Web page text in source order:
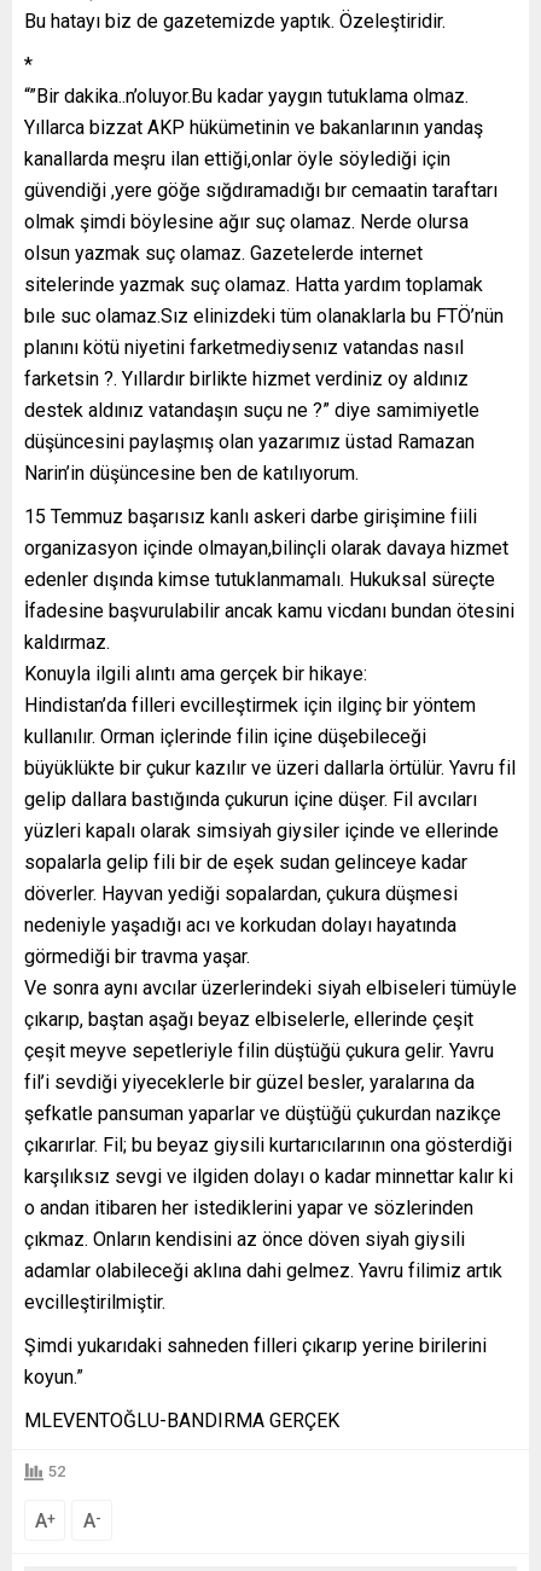
Bu hatayı biz de gazetemizde yaptık. Özeleştiridir.
*
“”Bir dakika..n’oluyor.Bu kadar yaygın tutuklama olmaz.
Yıllarca bizzat AKP hükümetinin ve bakanlarının yandaş
kanallarda meşru ilan ettiği,onlar öyle söylediği için
güvendiği ,yere göğe sığdıramadığı bır cemaatin taraftarı
olmak şimdi böylesine ağır suç olamaz. Nerde olursa
olsun yazmak suç olamaz. Gazetelerde internet
sitelerinde yazmak suç olamaz. Hatta yardım toplamak
bıle suc olamaz.Sız elinizdeki tüm olanaklarla bu FTÖ’nün
planını kötü niyetini farketmediysenız vatandas nasıl
farketsin ?. Yıllardır birlikte hizmet verdiniz oy aldınız
destek aldınız vatandaşın suçu ne ?” diye samimiyetle
düşüncesini paylaşmış olan yazarımız üstad Ramazan
Narin’in düşüncesine ben de katılıyorum.
15 Temmuz başarısız kanlı askeri darbe girişimine fiili
organizasyon içinde olmayan,bilinçli olarak davaya hizmet
edenler dışında kimse tutuklanmamalı. Hukuksal süreçte
İfadesine başvurulabilir ancak kamu vicdanı bundan ötesini
kaldırmaz.
Konuyla ilgili alıntı ama gerçek bir hikaye:
Hindistan’da filleri evcilleştirmek için ilginç bir yöntem
kullanılır. Orman içlerinde filin içine düşebileceği
büyüklükte bir çukur kazılır ve üzeri dallarla örtülür. Yavru fil
gelip dallara bastığında çukurun içine düşer. Fil avcıları
yüzleri kapalı olarak simsiyah giysiler içinde ve ellerinde
sopalarla gelip fili bir de eşek sudan gelinceye kadar
döverler. Hayvan yediği sopalardan, çukura düşmesi
nedeniyle yaşadığı acı ve korkudan dolayı hayatında
görmediği bir travma yaşar.
Ve sonra aynı avcılar üzerlerindeki siyah elbiseleri tümüyle
çıkarıp, baştan aşağı beyaz elbiselerle, ellerinde çeşit
çeşit meyve sepetleriyle filin düştüğü çukura gelir. Yavru
fil’i sevdiği yiyeceklerle bir güzel besler, yaralarına da
şefkatle pansuman yaparlar ve düştüğü çukurdan nazikçe
çıkarırlar. Fil; bu beyaz giysili kurtarıcılarının ona gösterdiği
karşılıksız sevgi ve ilgiden dolayı o kadar minnettar kalır ki
o andan itibaren her istediklerini yapar ve sözlerinden
çıkmaz. Onların kendisini az önce döven siyah giysili
adamlar olabileceği aklına dahi gelmez. Yavru filimiz artık
evcilleştirilmiştir.
Şimdi yukarıdaki sahneden filleri çıkarıp yerine birilerini
koyun.”
MLEVENTOĞLU-BANDIRMA GERÇEK
52
A+ A-